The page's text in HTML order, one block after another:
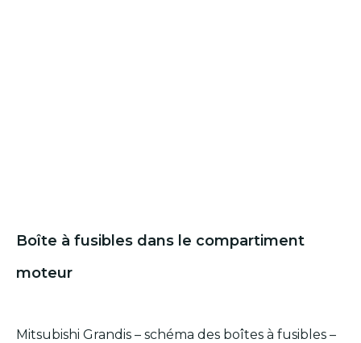
Boîte à fusibles dans le compartiment
moteur
Mitsubishi Grandis – schéma des boîtes à fusibles –